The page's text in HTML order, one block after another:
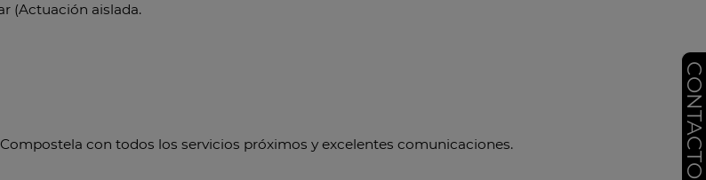
(Actuación aislada.
con todos los servicios próximos y excelentes comunicaciones.